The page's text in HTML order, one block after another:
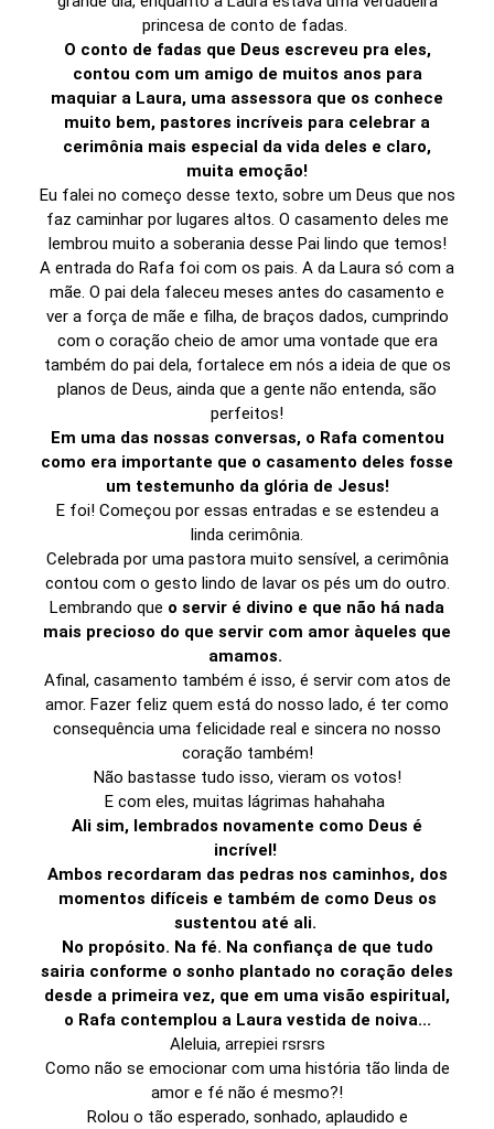
princesa de conto de fadas.
O conto de fadas que Deus escreveu pra eles,
contou com um amigo de muitos anos para
maquiar a Laura, uma assessora que os conhece
muito bem, pastores incríveis para celebrar a
cerimônia mais especial da vida deles e claro,
muita emoção!
Eu falei no começo desse texto, sobre um Deus que nos
faz caminhar por lugares altos. O casamento deles me
lembrou muito a soberania desse Pai lindo que temos!
A entrada do Rafa foi com os pais. A da Laura só com a
mãe. O pai dela faleceu meses antes do casamento e
ver a força de mãe e filha, de braços dados, cumprindo
com o coração cheio de amor uma vontade que era
também do pai dela, fortalece em nós a ideia de que os
planos de Deus, ainda que a gente não entenda, são
perfeitos!
Em uma das nossas conversas, o Rafa comentou
como era importante que o casamento deles fosse
um testemunho da glória de Jesus!
E foi! Começou por essas entradas e se estendeu a
linda cerimônia.
Celebrada por uma pastora muito sensível, a cerimônia
contou com o gesto lindo de lavar os pés um do outro.
Lembrando que o servir é divino e que não há nada
mais precioso do que servir com amor àqueles que
amamos.
Afinal, casamento também é isso, é servir com atos de
amor. Fazer feliz quem está do nosso lado, é ter como
consequência uma felicidade real e sincera no nosso
coração também!
Não bastasse tudo isso, vieram os votos!
E com eles, muitas lágrimas hahahaha
Ali sim, lembrados novamente como Deus é
incrível!
Ambos recordaram das pedras nos caminhos, dos
momentos difíceis e também de como Deus os
sustentou até ali.
No propósito. Na fé. Na confiança de que tudo
sairia conforme o sonho plantado no coração deles
desde a primeira vez, que em uma visão espiritual,
o Rafa contemplou a Laura vestida de noiva...
Aleluia, arrepiei rsrsrs
Como não se emocionar com uma história tão linda de
amor e fé não é mesmo?!
Rolou o tão esperado, sonhado, aplaudido e